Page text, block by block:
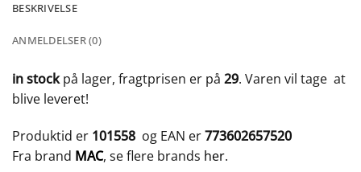
BESKRIVELSE
ANMELDELSER (0)
in stockpå lager, fragtprisen er på 29. Varen vil tage at
blive leveret!
Produktid er 101558 og EAN er773602657520
Fra brand MAC, se flere brands her.